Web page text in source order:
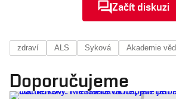
Začít diskuzi
zdraví ALS Syková Akademie věd
Doporučujeme